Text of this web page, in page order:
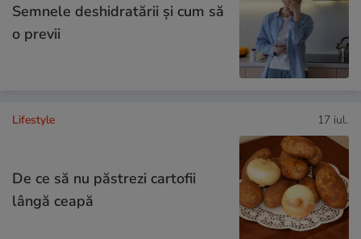
Semnele deshidratării și cum să
o previi
Lifestyle 17 iul.
De ce să nu păstrezi cartofii
lângă ceapă